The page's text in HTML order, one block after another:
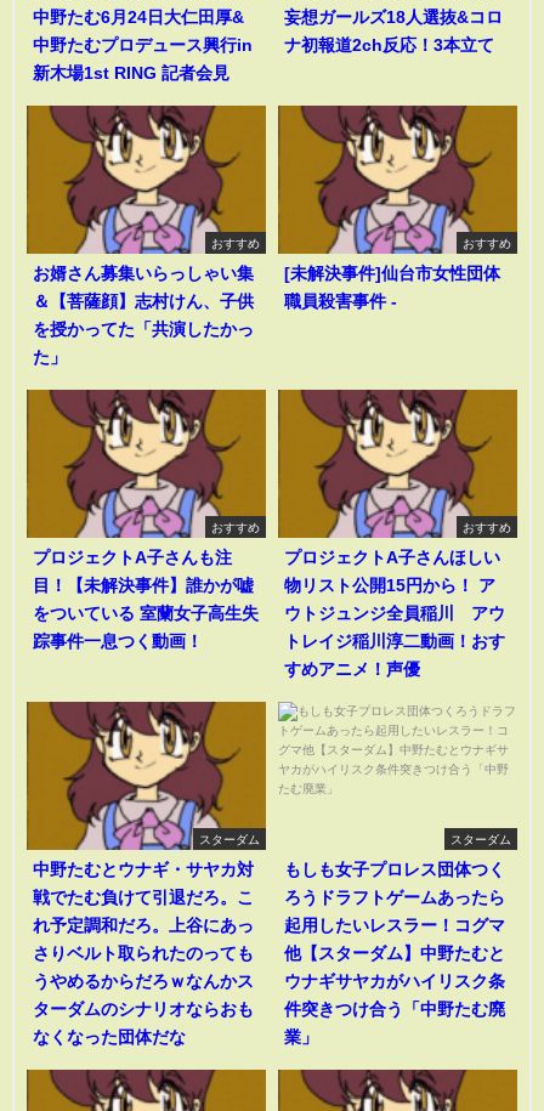
中野たむ6月24日大仁田厚&
中野たむプロデュース興行in
新木場1st RING 記者会見
妄想ガールズ18人選抜&コロ
ナ初報道2ch反応！3本立て
おすすめ
お婿さん募集いらっしゃい集
＆【菩薩顔】志村けん、子供
を授かってた「共演したかっ
た」
おすすめ
[未解決事件]仙台市女性団体
職員殺害事件 -
おすすめ
プロジェクトA子さんも注
目！【未解決事件】誰かが嘘
をついている 室蘭女子高生失
踪事件一息つく動画！
おすすめ
プロジェクトA子さんほしい
物リスト公開15円から！ ア
ウトジュンジ全員稲川 アウ
トレイジ稲川淳二動画！おす
すめアニメ！声優
スターダム
中野たむとウナギ・サヤカ対
戦でたむ負けて引退だろ。こ
れ予定調和だろ。上谷にあっ
さりベルト取られたのっても
うやめるからだろｗなんかス
ターダムのシナリオならおも
なくなった団体だな
スターダム
もしも女子プロレス団体つく
ろうドラフトゲームあったら
起用したいレスラー！コグマ
他【スターダム】中野たむと
ウナギサヤカがハイリスク条
件突きつけ合う「中野たむ廃
業」